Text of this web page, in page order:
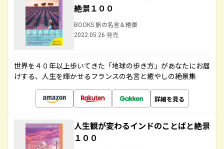
絶景１００
BOOKS 旅の名言＆絶景
2022.05.26 発売
世界を４０年以上歩いてきた「地球の歩き方」があなたにお届
けする、人生を輝かせるフランスの名言と癒やしの絶景集
詳細を見る
人生観が変わるインドのことばと絶景
１００